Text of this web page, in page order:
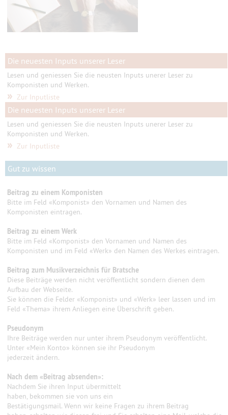
Die neuesten Inputs unserer Leser
Lesen und geniessen Sie die neusten Inputs unerer Leser zu
Komponisten und Werken.
» Zur Inputliste
Die neuesten Inputs unserer Leser
Lesen und geniessen Sie die neusten Inputs unerer Leser zu
Komponisten und Werken.
» Zur Inputliste
Gut zu wissen
Beitrag zu einem Komponisten
Bitte im Feld «Komponist» den Vornamen und Namen des
Komponisten eintragen.
Beitrag zu einem Werk
Bitte im Feld «Komponist» den Vornamen und Namen des
Komponisten und im Feld «Werk» den Namen des Werkes eintragen.
Beitrag zum Musikverzeichnis für Bratsche
Diese Beiträge werden nicht veröffentlicht sondern dienen dem
Aufbau der Webseite.
Sie können die Felder «Komponist» und «Werk» leer lassen und im
Feld «Thema» ihrem Anliegen eine Überschrift geben.
Pseudonym
Ihre Beiträge werden nur unter ihrem Pseudonym veröffentlicht.
Unter «Mein Konto» können sie ihr Pseudonym
jederzeit ändern.
Nach dem «Beitrag absenden»:
Nachdem Sie ihren Input übermittelt
haben, bekommen sie von uns ein
Bestätigungsmail. Wenn wir keine Fragen zu ihrem Beitrag